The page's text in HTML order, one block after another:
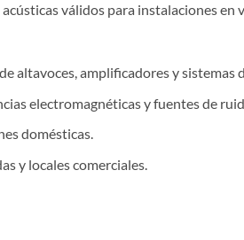
válidos para instalaciones en
altavoces, amplificadores y sistemas
electromagnéticas y fuentes de
domésticas.
y locales comerciales.